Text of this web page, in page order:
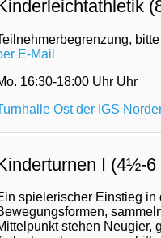
E-Mail
16:30-18:00 Uhr Uhr
Ost der IGS
I (4½-6
spielerischer Einstieg
stehen Neugier,